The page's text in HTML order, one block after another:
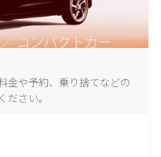
金や予約、乗り捨てなどの
さい。